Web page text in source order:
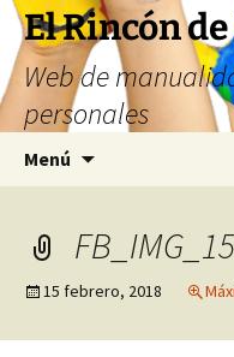
Saltar
contenido
El Rincón
Web de
personales
Menú
15 febrero, 2018